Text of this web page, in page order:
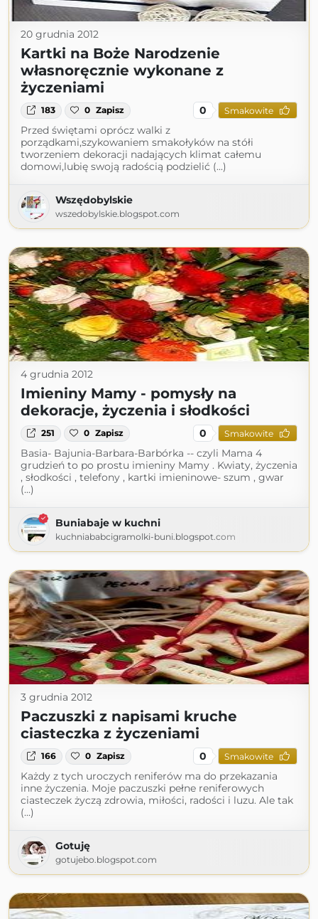
20 grudnia 2012
Kartki na Boże Narodzenie
własnoręcznie wykonane z
życzeniami
183 0 Zapisz 0 Smakowite
Przed świętami oprócz walki z
porządkami,szykowaniem smakołyków na stółi
tworzeniem dekoracji nadających klimat całemu
domowi,lubię swoją radością podzielić (...)
Wszędobylskie
wszedobylskie.blogspot.com
4 grudnia 2012
Imieniny Mamy - pomysły na
dekoracje, życzenia i słodkości
251 0 Zapisz 0 Smakowite
Basia- Bajunia-Barbara-Barbórka -- czyli Mama 4
grudzień to po prostu imieniny Mamy . Kwiaty, życzenia
, słodkości , telefony , kartki imieninowe- szum , gwar
(...)
Buniabaje w kuchni
kuchniababcigramolki-buni.blogspot.com
3 grudnia 2012
Paczuszki z napisami kruche
ciasteczka z życzeniami
166 0 Zapisz 0 Smakowite
Każdy z tych uroczych reniferów ma do przekazania
inne życzenia. Moje paczuszki pełne reniferowych
ciasteczek życzą zdrowia, miłości, radości i luzu. Ale tak
(...)
Gotuję
gotujebo.blogspot.com